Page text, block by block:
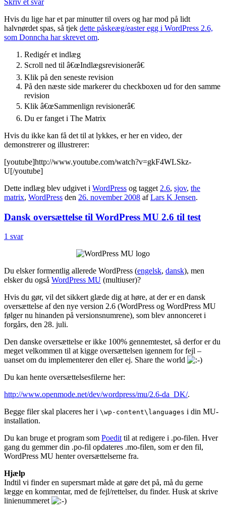
Skriv et svar
Hvis du lige har et par minutter til overs og har mod på lidt
halvnørdet spas, så tjek dette påskeæg/easter egg i WordPress 2.6,
som Donncha har skrevet om.
Redigér et indlæg
Scroll ned til â€œIndlægsrevisionerâ€
Klik på den seneste revision
På den næste side markerer du checkboxen ud for den samme
revision
Klik â€œSammenlign revisionerâ€
Du er fanget i The Matrix
Hvis du ikke kan få det til at lykkes, er her en video, der
demonstrerer og illustrerer:
[youtube]http://www.youtube.com/watch?v=gkF4WLSkz-
U[/youtube]
Dette indlæg blev udgivet i WordPress og tagget 2.6, sjov, the
matrix, WordPress den 26. november 2008 afLars K Jensen.
Dansk oversættelse til WordPress MU 2.6 til test
1 svar
Du elsker formentlig allerede WordPress (engelsk, dansk), men
elsker du også WordPress MU (multiuser)?
Hvis du gør, vil det sikkert glæde dig at høre, at der er en dansk
oversættelse af den nye version 2.6 (WordPress og WordPress MU
følger nu hinanden på versionsnumrene), som blev annonceret i
forgårs, den 28. juli.
Den danske oversættelse er ikke 100% gennemtestet, så derfor er du
meget velkommen til at kigge oversættelsen igennem for fejl –
uanset om du implementerer den eller ej. Share the world
Du kan hente oversættelsesfilerne her:
http://www.openmode.net/dev/wordpress/mu/2.6-da_DK/.
Begge filer skal placeres her i \wp-content\languages i din MU-
installation.
Du kan bruge et program som Poedit til at redigere i .po-filen. Hver
gang du gemmer din .po-fil opdateres .mo-filen, som er den fil,
WordPress MU henter oversættelserne fra.
Hjælp
Indtil vi finder en supersmart måde at gøre det på, må du gerne
lægge en kommentar, med de fejl/rettelser, du finder. Husk at skrive
linienummeret